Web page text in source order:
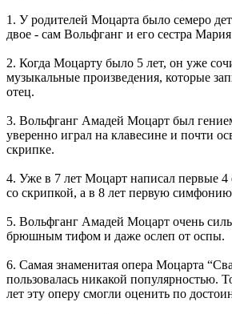
1. У родителей Моцарта было семеро
двое - сам Вольфганг и его сестра
2. Когда Моцарту было 5 лет, он уже
музыкальные произведения, которые
отец.
3. Вольфганг Амадей Моцарт был
уверенно играл на клавесине и почти
скрипке.
4. Уже в 7 лет Моцарт написал первые 4
со скрипкой, а в 8 лет первую
5. Вольфганг Амадей Моцарт очень
брюшным тифом и даже ослеп от оспы.
6. Самая знаменитая опера Моцарта
пользовалась никакой популярностью.
лет эту оперу смогли оценить по